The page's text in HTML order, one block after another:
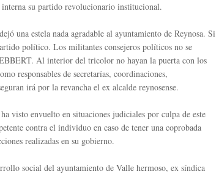
su partido revolucionario institucional.
una estela nada agradable al ayuntamiento de Reynosa. Si
político. Los militantes consejeros políticos no se
Al interior del tricolor no hayan la puerta con los
responsables de secretarías, coordinaciones,
irá por la revancha el ex alcalde reynosense.
visto envuelto en situaciones judiciales por culpa de este
contra el individuo en caso de tener una coprobada
realizadas en su gobierno.
social del ayuntamiento de Valle hermoso, ex síndica